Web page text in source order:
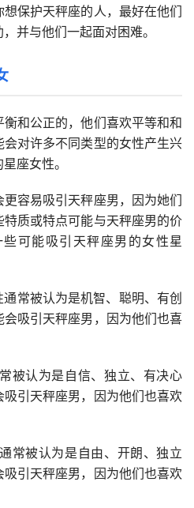
保护天秤座的人，最好在他们
并与他们一起面对困难。
和公正的，他们喜欢平等和和
对许多不同类型的女性产生兴
座女性。
容易吸引天秤座男，因为她们
质或特点可能与天秤座男的价
可能吸引天秤座男的女性星
常被认为是机智、聪明、有创
吸引天秤座男，因为他们也喜
被认为是自信、独立、有决心
引天秤座男，因为他们也喜欢
常被认为是自由、开朗、独立
引天秤座男，因为他们也喜欢